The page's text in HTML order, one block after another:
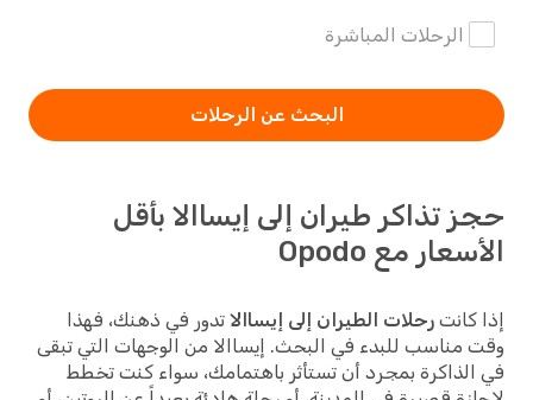
الرحلات المباشرة
البحث عن الرحلات
حجز تذاكر طيران إلى إيساالا بأقل
الأسعار مع Opodo
إذا كانت رحلات الطيران إلى إيساالا تدور في ذهنك، فهذا
وقت مناسب للبدء في البحث. إيساالا من الوجهات التي تبقى
في الذاكرة بمجرد أن تستأثر باهتمامك، سواء كنت تخطط